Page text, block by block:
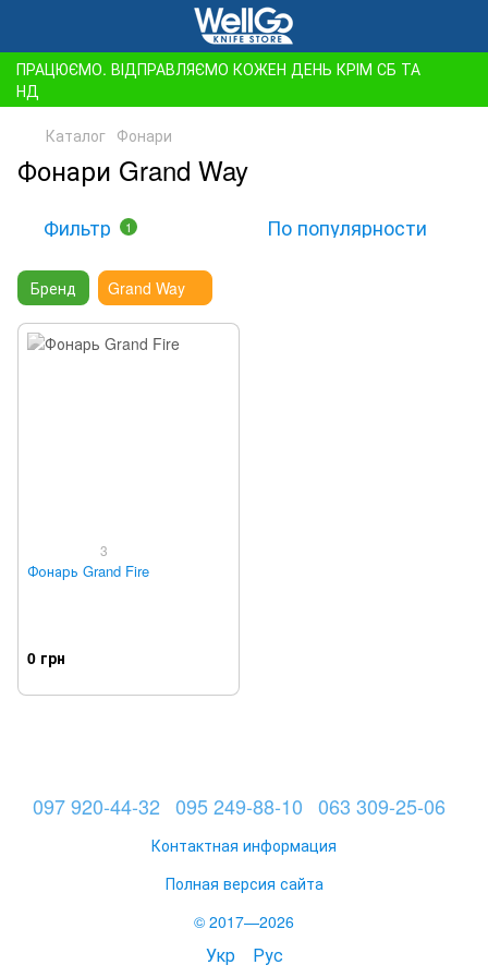
ПРАЦЮЄМО. ВІДПРАВЛЯЄМО КОЖЕН ДЕНЬ КРІМ СБ ТА
НД
Каталог Фонари
Фонари Grand Way
Фильтр 1 По популярности
Бренд Grand Way
3
Фонарь Grand Fire
0 грн
097 920-44-32 095 249-88-10 063 309-25-06
Контактная информация
Полная версия сайта
© 2017—2026
Укр Рус